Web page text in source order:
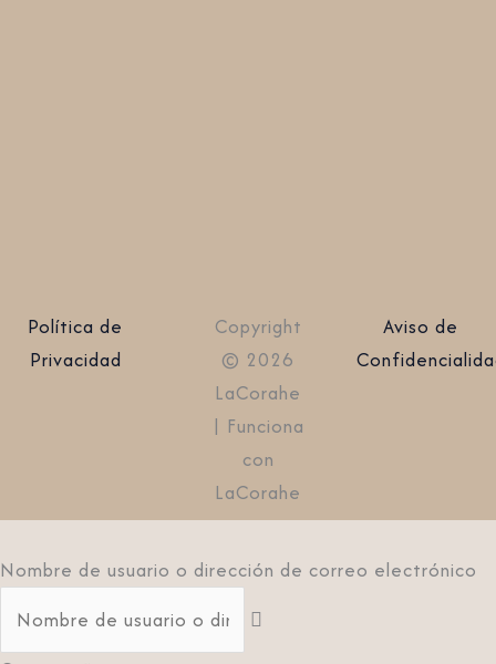
Política de
Privacidad
Copyright
© 2026
LaCorahe
| Funciona
con
LaCorahe
Aviso de
Nombre de usuario o dirección de correo electrónico